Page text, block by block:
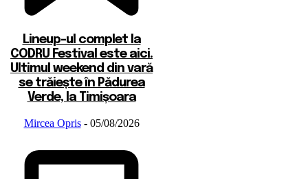
Lineup-ul complet la
CODRU Festival este aici.
Ultimul weekend din vară
se trăiește în Pădurea
Verde, la Timișoara
Mircea Opris - 05/08/2026